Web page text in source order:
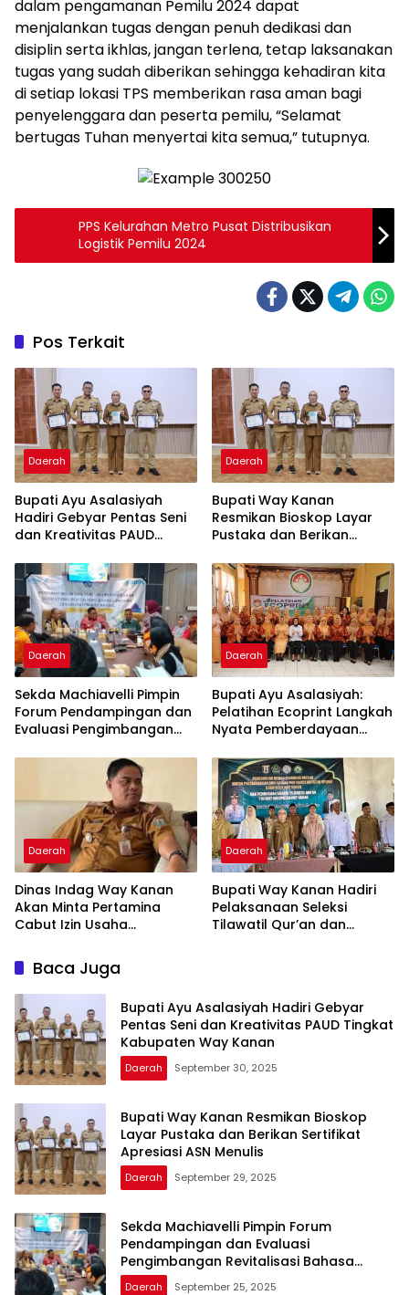
dalam pengamanan Pemilu 2024 dapat
menjalankan tugas dengan penuh dedikasi dan
disiplin serta ikhlas, jangan terlena, tetap laksanakan
tugas yang sudah diberikan sehingga kehadiran kita
di setiap lokasi TPS memberikan rasa aman bagi
penyelenggara dan peserta pemilu, “Selamat
bertugas Tuhan menyertai kita semua,” tutupnya.
PPS Kelurahan Metro Pusat Distribusikan
Logistik Pemilu 2024
Pos Terkait
Daerah
Bupati Ayu Asalasiyah
Hadiri Gebyar Pentas Seni
dan Kreativitas PAUD
Kanan
Daerah
Bupati Way Kanan
Resmikan Bioskop Layar
Pustaka dan Berikan
Menulis
Daerah
Sekda Machiavelli Pimpin
Forum Pendampingan dan
Evaluasi Pengimbangan
Daerah
Bupati Ayu Asalasiyah:
Pelatihan Ecoprint Langkah
Nyata Pemberdayaan
Daerah
Dinas Indag Way Kanan
Akan Minta Pertamina
Cabut Izin Usaha
Nakal
Daerah
Bupati Way Kanan Hadiri
Pelaksanaan Seleksi
Tilawatil Qur’an dan
Baca Juga
Bupati Ayu Asalasiyah Hadiri Gebyar
Pentas Seni dan Kreativitas PAUD Tingkat
Kabupaten Way Kanan
Daerah September 30, 2025
Bupati Way Kanan Resmikan Bioskop
Layar Pustaka dan Berikan Sertifikat
Apresiasi ASN Menulis
Daerah September 29, 2025
Sekda Machiavelli Pimpin Forum
Pendampingan dan Evaluasi
Pengimbangan Revitalisasi Bahasa
Daerah
Daerah September 25, 2025